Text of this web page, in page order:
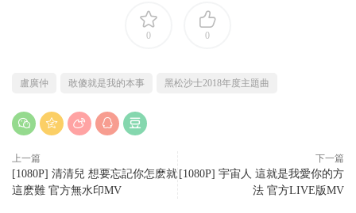
0 0
盧廣仲 敢傻就是我的本事 黑松沙士2018年度主題曲
上一篇
[1080P] 清清兒 想要忘記你怎麽就
這麽難 官方無水印MV
下一篇
[1080P] 宇宙人 這就是我愛你的方
法 官方LIVE版MV